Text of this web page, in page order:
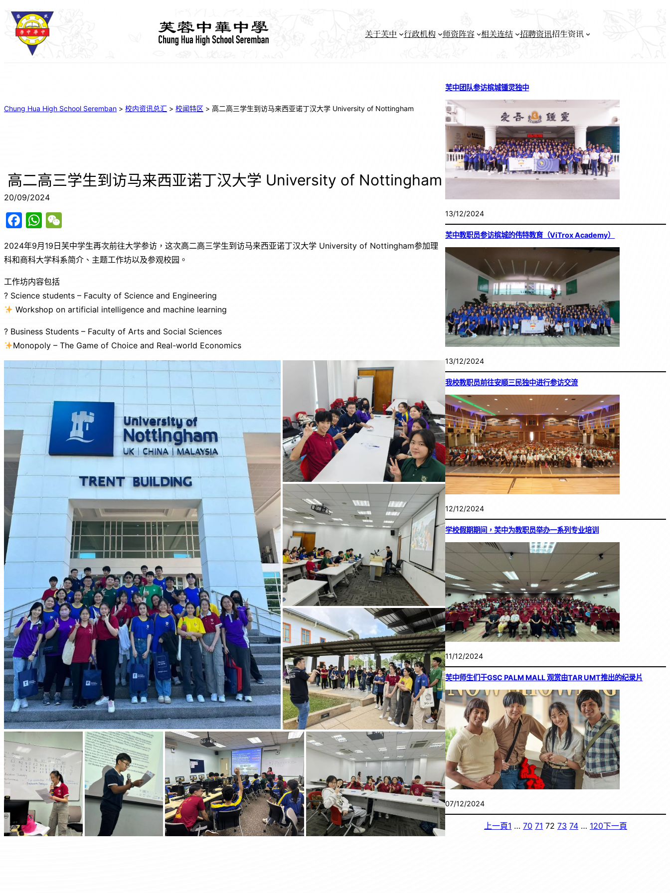
关于芙中 行政机构 师资阵容 相关连结 招聘资讯招生资讯
Chung Hua High School Seremban > 校内资讯总汇 > 校闻特区 > 高二高三学生到访马来西亚诺丁汉大学 University of Nottingham
高二高三学生到访马来西亚诺丁汉大学 University of Nottingham
20/09/2024
F
c
e
b
o
o
k
W
at
s
A
p
p
C
h
2024年9月19日芙中学生再次前往大学参访，这次高二高三学生到访马来西亚诺丁汉大学 University of Nottingham参加理
科和商科大学科系简介、主题工作坊以及参观校园。
工作坊内容包括
? Science students – Faculty of Science and Engineering
Workshop on artificial intelligence and machine learning
? Business Students – Faculty of Arts and Social Sciences
Monopoly – The Game of Choice and Real-world Economics
芙中团队参访槟城锺灵独中
13/12/2024
芙中教职员参访槟城的伟特教育（ViTrox Academy）
13/12/2024
我校教职员前往安顺三民独中进行参访交流
12/12/2024
学校假期期间，芙中为教职员举办一系列专业培训
11/12/2024
芙中师生们于GSC PALM MALL 观赏由TAR UMT推出的纪录片
07/12/2024
上一頁1 … 70 71 72 73 74 … 120下一頁